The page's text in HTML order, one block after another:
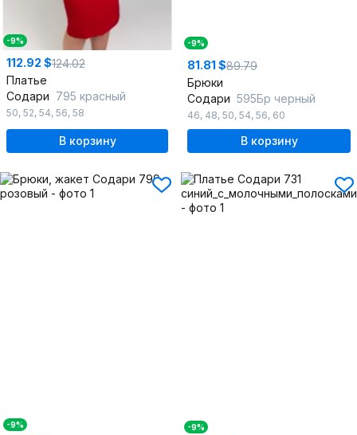
-9%
112.92 $124.02
Платье
Содари 795 красный
50, 52, 54, 56, 58
В корзину
-9%
81.81 $89.79
Брюки
Содари 595Бр черный
46, 48, 50, 54, 56, 60
В корзину
-9% -9%